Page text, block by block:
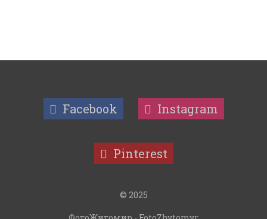
Facebook Instagram
Pinterest
© 2025